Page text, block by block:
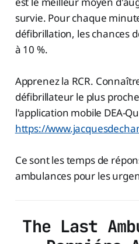
survie. Pour chaque
défibrillation, les chances
à 10 %.
Apprenez la RCR.
défibrillateur le plus
l'application mobile DEA-
https://
Ce sont les temps de
ambulances pour les
The Last